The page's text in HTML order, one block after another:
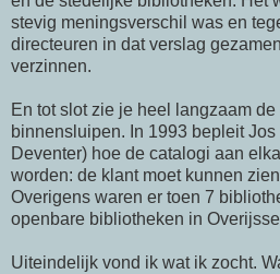
stevig meningsverschil was en
directeuren in dat verslag
verzinnen.
En tot slot zie je heel langzaam
binnensluipen. In 1993 bepleit
Deventer) hoe de catalogi aan
worden: de klant moet kunnen
Overigens waren er toen 7
openbare bibliotheken in
Uiteindelijk vond ik wat ik zocht.